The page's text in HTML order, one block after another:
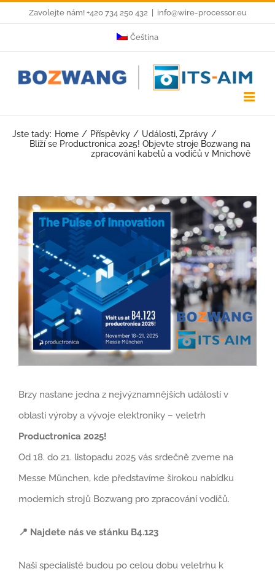
content
Zavolejte nám! +420 734 250 432 info@wire-processor.eu
Čeština
Jste tady: Home Příspěvky Události Zprávy
Blíží se Productronica 2025! Objevte stroje Bozwang na
zpracování kabelů a vodičů v Mnichově
View
Larger
Image
Brzy nastane jedna z nejvýznamnějších událostí v
oblasti výroby a vývoje elektroniky – veletrh
Productronica 2025!
Od 18. do 21. listopadu 2025 vás srdečně zveme na
Messe München, kde představíme širokou nabídku
moderních strojů Bozwang pro zpracování vodičů.
📍 Najdete nás ve stánku B4.123
Naši specialisté budou po celou dobu veletrhu k